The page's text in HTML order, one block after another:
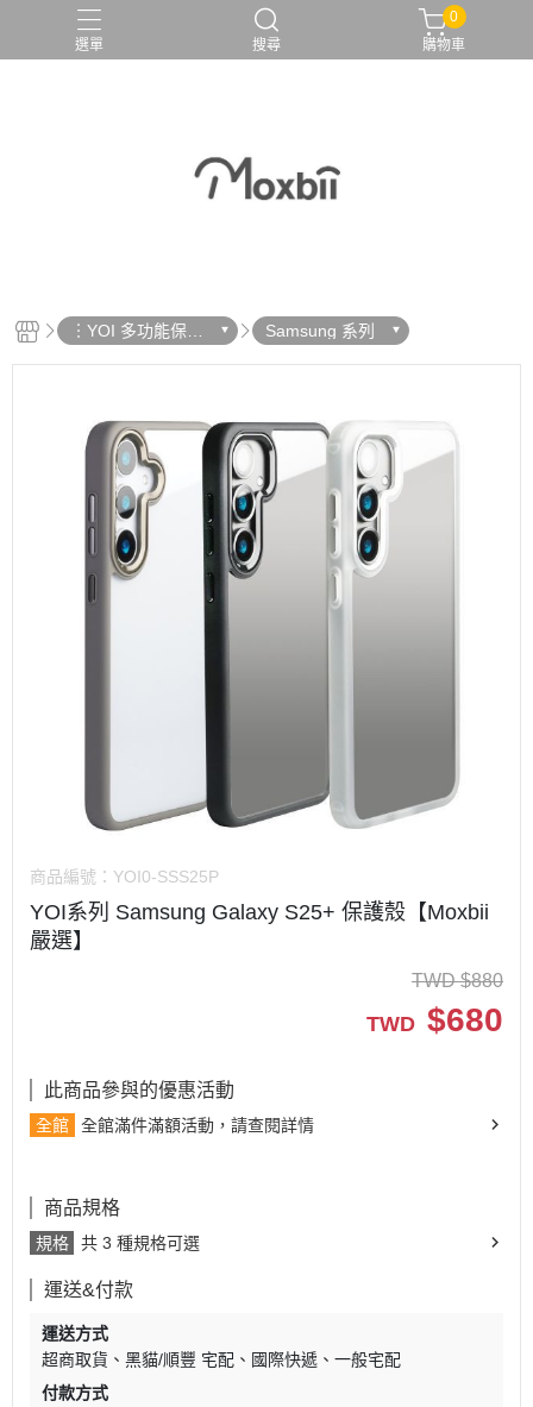
選單 搜尋
0
購物車
︙YOI 多功能保護
殼
Samsung 系列
商品編號： YOI0-SSS25P
YOI系列 Samsung Galaxy S25+ 保護殼【Moxbii
嚴選】
TWD $880
TWD $680
此商品參與的優惠活動
全館 全館滿件滿額活動，請查閱詳情
商品規格
規格 共 3 種規格可選
運送&付款
運送方式
超商取貨
黑貓/順豐 宅配 國際快遞
一般宅配
付款方式